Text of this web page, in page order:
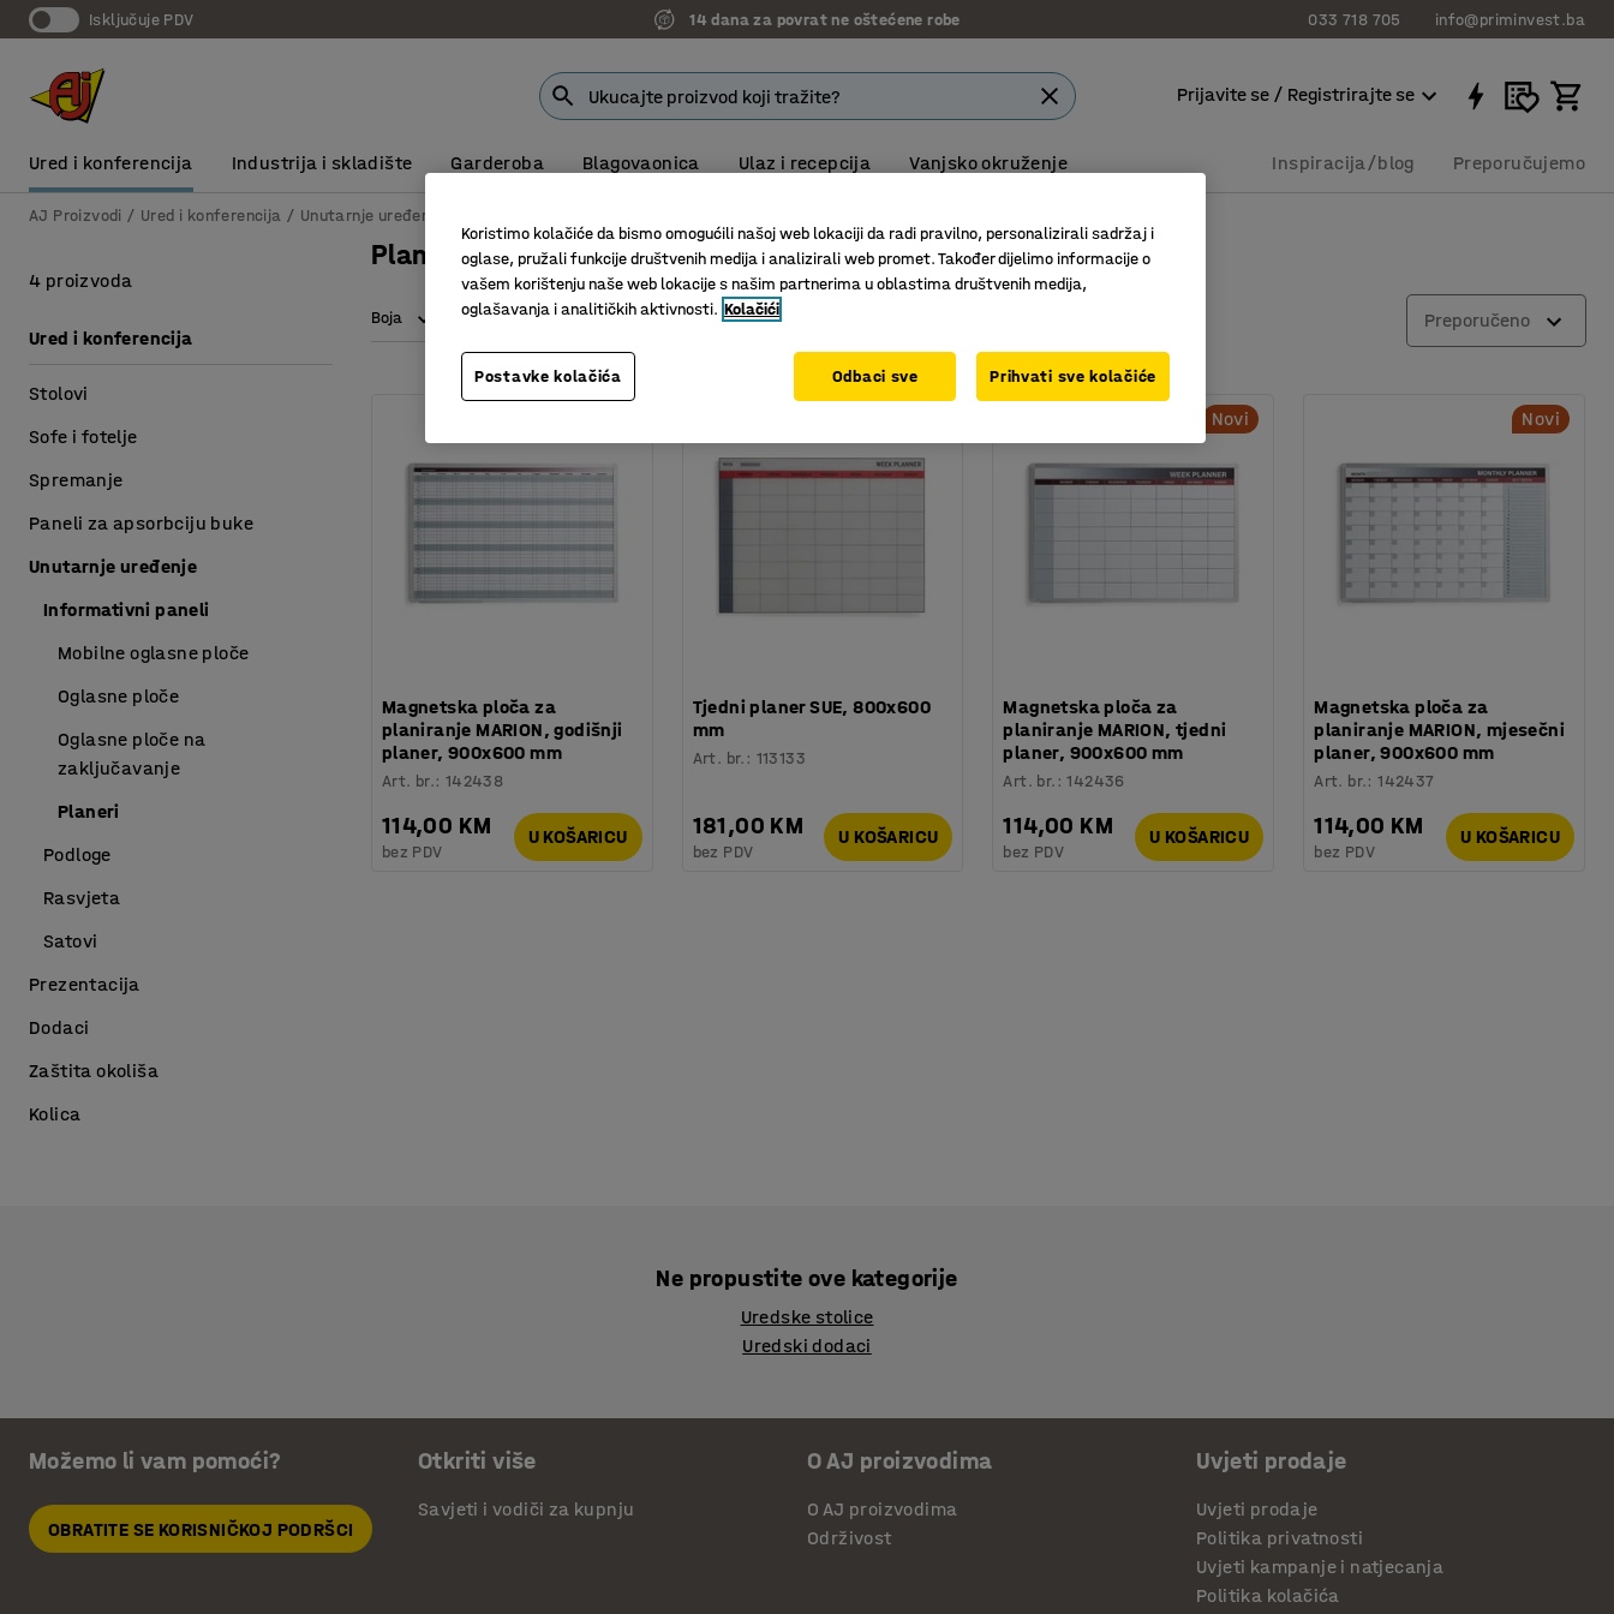
Isključuje PDV 14 dana za povrat ne oštećene robe 033 718 705 info@priminvest.ba
Prijavite se / Registrirajte se
Ured i konferencija Industrija i skladište Garderoba Blagovaonica Ulaz i recepcija Vanjsko okruženje Inspiracija/blog Preporučujemo
AJ Proizvodi Ured i konferencija Unutarnje uređenje
Planeri
Boja Visina Širina Opcije Preporučeno
Magnetska ploča za
planiranje MARION, godišnji
planer, 900x600 mm
Art. br.: 142438
114,00 KM
bez PDV
U KOŠARICU
Tjedni planer SUE, 800x600
mm
Art. br. : 113133
181,00 KM
bez PDV
U KOŠARICU
Novi
Magnetska ploča za
planiranje MARION, tjedni
planer, 900x600 mm
Art. br. :142436
114,00 KM
bez PDV
U KOŠARICU
Novi
Magnetska ploča za
planiranje MARION, mjesečni
planer, 900x600 mm
Art. br.:142437
114,00 KM
bez PDV
U KOŠARICU
4 proizvoda
Ured i konferencija
Stolovi
Sofe i fotelje
Spremanje
Paneli za apsorbciju buke
Unutarnje uređenje
Informativni paneli
Mobilne oglasne ploče
Oglasne ploče
Oglasne ploče na
zaključavanje
Planeri
Podloge
Rasvjeta
Satovi
Prezentacija
Dodaci
Zaštita okoliša
Kolica
Ne propustite ove kategorije
Uredske stolice
Uredski dodaci
Možemo li vam pomoći?
OBRATITE SE KORISNIČKOJ PODRŠCI
Otkriti više
Savjeti i vodiči za kupnju
O AJ proizvodima
O AJ proizvodima
Održivost
Uvjeti prodaje
Uvjeti prodaje
Politika privatnosti
Uvjeti kampanje i natjecanja
Politika kolačića
Koristimo kolačiće da bismo omogućili našoj web lokaciji da radi pravilno, personalizirali sadržaj i
oglase, pružali funkcije društvenih medija i analizirali web promet. Također dijelimo informacije o
vašem korištenju naše web lokacije s našim partnerima u oblastima društvenih medija,
oglašavanja i analitičkih aktivnosti. Kolačići
Postavke kolačića Odbaci sve Prihvati sve kolačiće